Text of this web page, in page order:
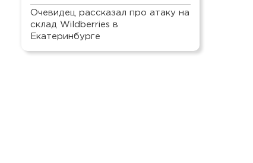
Очевидец рассказал про атаку на
склад Wildberries в
Екатеринбурге